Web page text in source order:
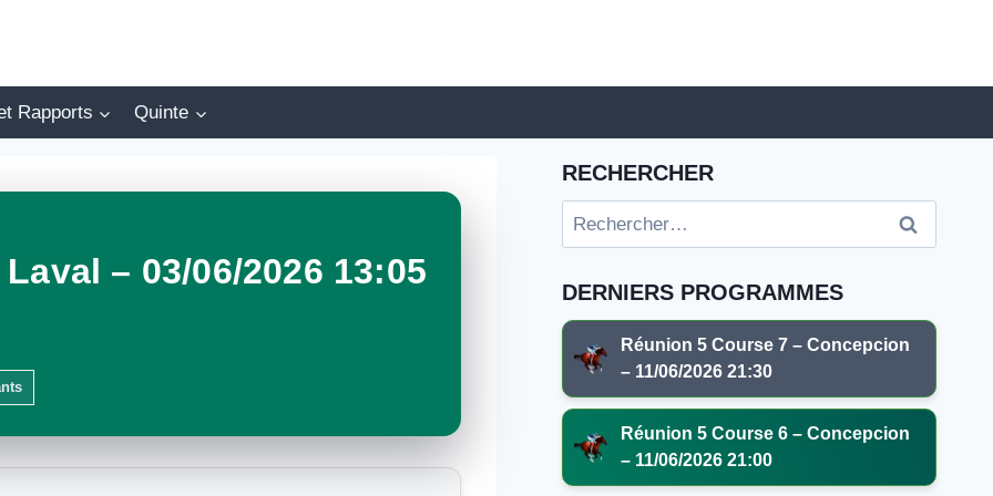
Rapports Quinte
– 03/06/2026 13:05
RECHERCHER
Rechercher :
DERNIERS PROGRAMMES
Réunion 5 Course 7 – Concepcion
– 11/06/2026 21:30
Réunion 5 Course 6 – Concepcion
– 11/06/2026 21:00